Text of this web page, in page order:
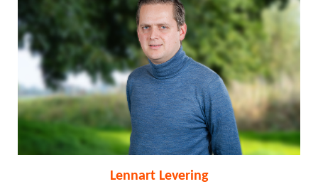
Lennart Levering